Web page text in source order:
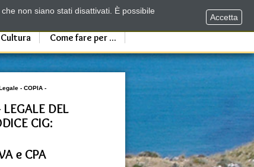
Come fare per ...
- COPIA -
DEL
CIG:
e CPA
non siano stati disattivati. È possibile
Accetta